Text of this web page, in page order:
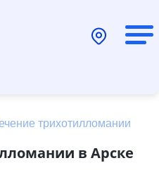
трихотилломании
в Арске